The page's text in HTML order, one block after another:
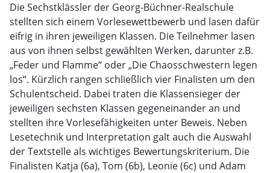
Die Sechstklässler der Georg-Büchner-Realschule
stellten sich einem Vorlesewettbewerb und lasen dafür
eifrig in ihren jeweiligen Klassen. Die Teilnehmer lasen
aus von ihnen selbst gewählten Werken, darunter z.B.
„Feder und Flamme“ oder „Die Chaosschwestern legen
los“. Kürzlich rangen schließlich vier Finalisten um den
Schulentscheid. Dabei traten die Klassensieger der
jeweiligen sechsten Klassen gegeneinander an und
stellten ihre Vorlesefähigkeiten unter Beweis. Neben
Lesetechnik und Interpretation galt auch die Auswahl
der Textstelle als wichtiges Bewertungskriterium. Die
Finalisten Katja (6a), Tom (6b), Leonie (6c) und Adam